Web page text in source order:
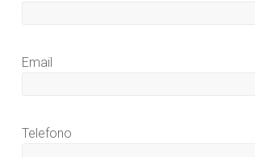
Email
Telefono